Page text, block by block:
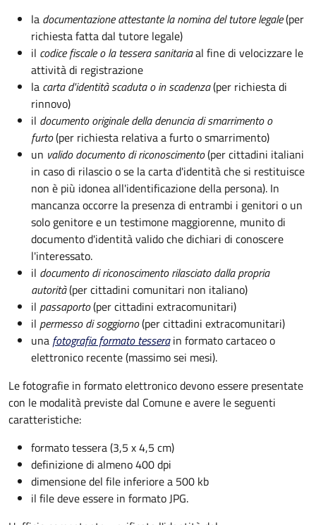
la documentazioneattestante la nomina del tutore legale(per
richiesta fatta dal tutore legale)
il codice fiscale o la tessera sanitariaal fine di velocizzare le
attività di registrazione
la carta d'identità scaduta o in scadenza(per richiesta di
rinnovo)
il documento originale della denuncia di smarrimento o
furto(per richiesta relativa a furto o smarrimento)
un valido documento di riconoscimento(per cittadini italiani
in caso di rilascio o se la carta d'identità che si restituisce
non è più idonea all'identificazione della persona). In
mancanza occorre la presenza di entrambi i genitori o un
solo genitore e un testimone maggiorenne, munito di
documento d'identità valido che dichiari di conoscere
l'interessato.
il documento di riconoscimento rilasciato dalla propria
autorità(per cittadini comunitari non italiano)
il passaporto(per cittadini extracomunitari)
il permesso di soggiorno(per cittadini extracomunitari)
una fotografia formato tessera in formato cartaceo o
elettronico recente (massimo sei mesi).
Le fotografie in formato elettronico devono essere presentate
con le modalità previste dal Comune e avere le seguenti
caratteristiche:
formato tessera (3,5 x 4,5 cm)
definizione di almeno 400 dpi
dimensione del file inferiore a 500 kb
il file deve essere in formato JPG.